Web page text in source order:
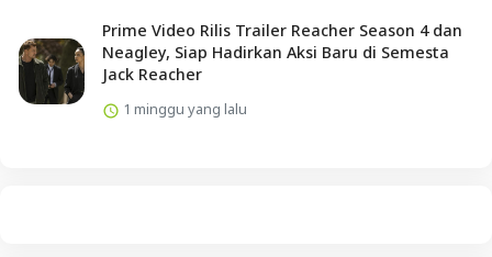
Prime Video Rilis Trailer Reacher Season 4 dan
Neagley, Siap Hadirkan Aksi Baru di Semesta
Jack Reacher
1 minggu yang lalu